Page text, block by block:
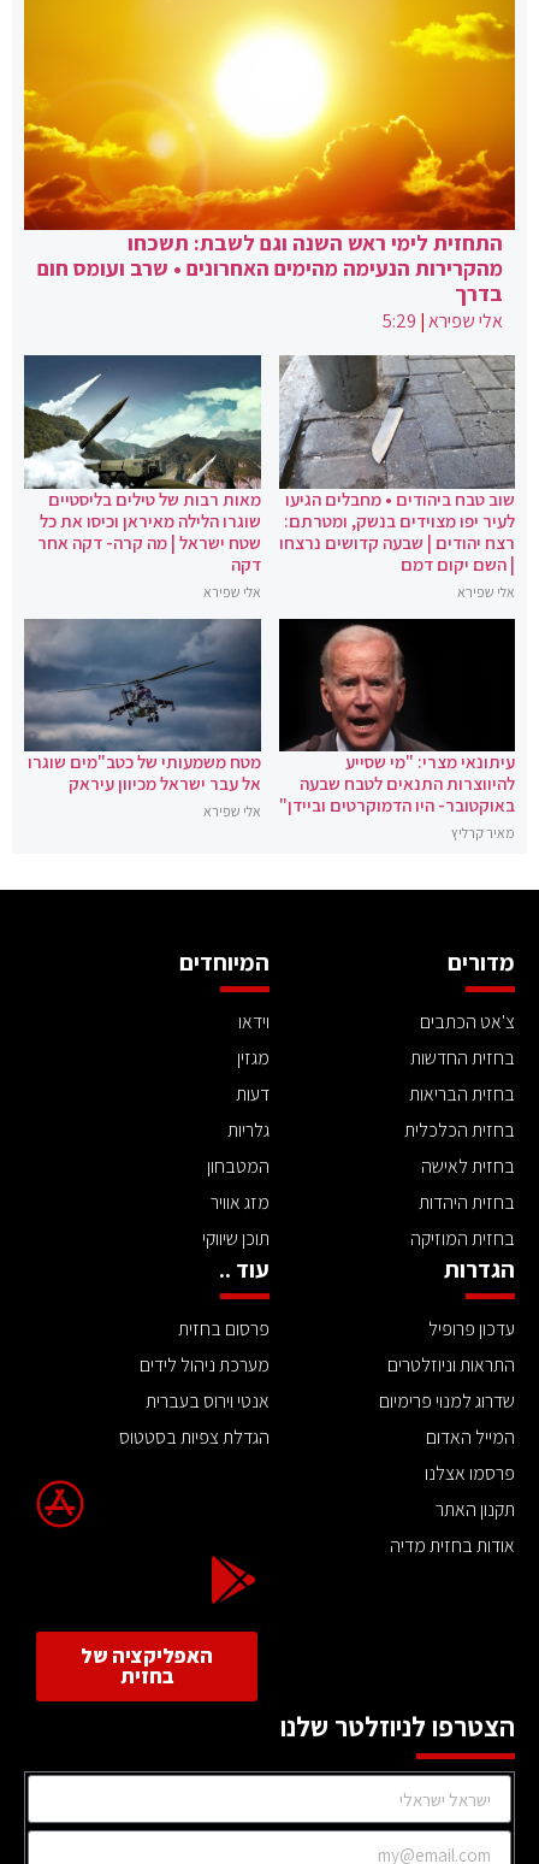
התחזית לימי ראש השנה וגם לשבת: תשכחו
מהקרירות הנעימה מהימים האחרונים • שרב ועומס חום
בדרך
אלי שפירא|
5:29
שוב טבח ביהודים • מחבלים הגיעו
לעיר יפו מצוידים בנשק, ומטרתם:
רצח יהודים | שבעה קדושים נרצחו
| השם יקום דמם
אלי שפירא
מאות רבות של טילים בליסטיים
שוגרו הלילה מאיראן וכיסו את כל
שטח ישראל | מה קרה- דקה אחר
דקה
אלי שפירא
עיתונאי מצרי: "מי שסייע
להיווצרות התנאים לטבח שבעה
באוקטובר- היו הדמוקרטים וביידן"
מאיר קרליץ
מטח משמעותי של כטב"מים שוגרו
אל עבר ישראל מכיוון עיראק
אלי שפירא
מדורים
צ'אט הכתבים
בחזית החדשות
בחזית הבריאות
בחזית הכלכלית
בחזית לאישה
בחזית היהדות
בחזית המוזיקה
המיוחדים
וידאו
מגזין
דעות
גלריות
המטבחון
מזג אוויר
תוכן שיווקי
הגדרות
עדכון פרופיל
התראות וניוזלטרים
שדרוג למנוי פרימיום
המייל האדום
פרסמו אצלנו
תקנון האתר
אודות בחזית מדיה
עוד ..
פרסום בחזית
מערכת ניהול לידים
אנטי וירוס בעברית
הגדלת צפיות בסטטוס
האפליקציה של
בחזית
הצטרפו לניוזלטר שלנו